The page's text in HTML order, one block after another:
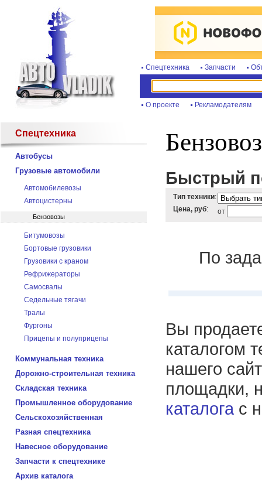
Спецтехника Запчасти
О проекте Рекламодателям
Спецтехника
Автобусы
Грузовые автомобили
Автомобилевозы
Автоцистерны
Бензовозы
Битумовозы
Бортовые грузовики
Грузовики с краном
Рефрижераторы
Самосвалы
Седельные тягачи
Тралы
Фургоны
Прицепы и полуприцепы
Коммунальная техника
Дорожно-строительная техника
Складская техника
Промышленное оборудование
Сельскохозяйственная
Разная спецтехника
Навесное оборудование
Запчасти к спецтехнике
Архив каталога
Быстрый
Тип техники:
Цена, руб: от
По
Вы
каталогом
нашего
площадки,
каталога с